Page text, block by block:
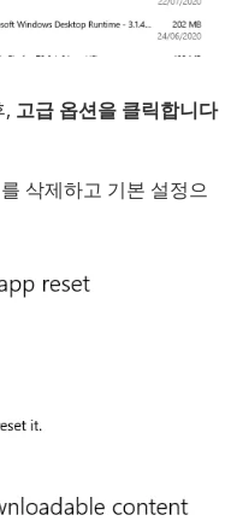
, 고급 옵션을 클릭합니다
삭제하고 기본 설정으